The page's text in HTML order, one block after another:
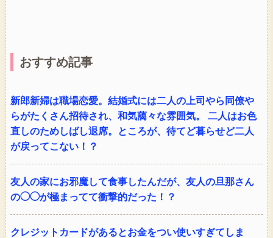
おすすめ記事
新郎新婦は職場恋愛。結婚式には二人の上司やら同僚や
らがたくさん招待され、和気藹々な雰囲気。 二人はお色
直しのためしばし退席。ところが、待てど暮らせど二人
が戻ってこない！？
友人の家にお邪魔して食事したんだが、友人の旦那さん
の◯◯が極まってて衝撃的だった！？
クレジットカードがあるとお金をつい使いすぎてしま